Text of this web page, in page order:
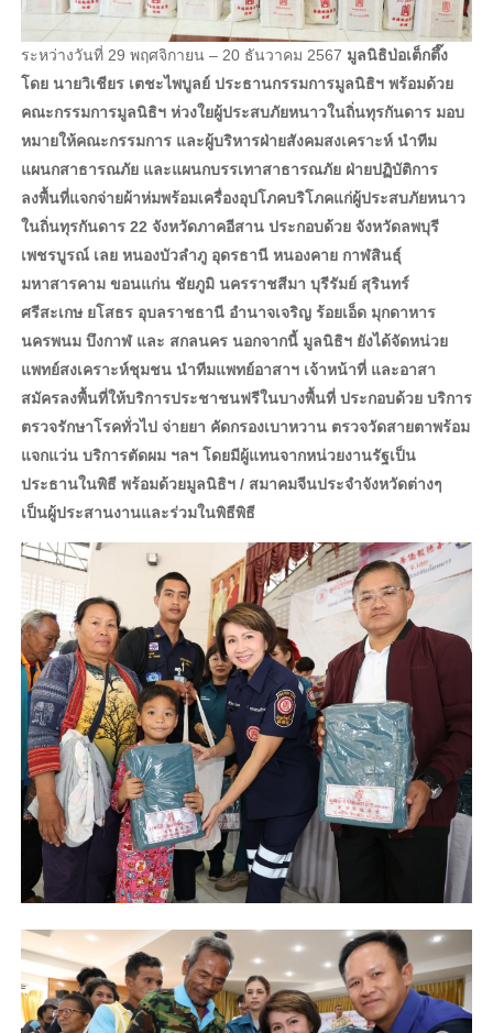
ระหว่างวันที่ 29 พฤศจิกายน – 20 ธันวาคม 2567 มูลนิธิป่อเต็กตึ๊ง
โดย นายวิเชียร เตชะไพบูลย์ ประธานกรรมการมูลนิธิฯ พร้อมด้วย
คณะกรรมการมูลนิธิฯ ห่วงใยผู้ประสบภัยหนาวในถิ่นทุรกันดาร มอบ
หมายให้คณะกรรมการ และผู้บริหารฝ่ายสังคมสงเคราะห์ นำทีม
แผนกสาธารณภัย และแผนกบรรเทาสาธารณภัย ฝ่ายปฏิบัติการ
ลงพื้นที่แจกจ่ายผ้าห่มพร้อมเครื่องอุปโภคบริโภคแก่ผู้ประสบภัยหนาว
ในถิ่นทุรกันดาร 22 จังหวัดภาคอีสาน ประกอบด้วย จังหวัดลพบุรี
เพชรบูรณ์ เลย หนองบัวลำภู อุดรธานี หนองคาย กาฬสินธุ์
มหาสารคาม ขอนแก่น ชัยภูมิ นครราชสีมา บุรีรัมย์ สุรินทร์
ศรีสะเกษ ยโสธร อุบลราชธานี อำนาจเจริญ ร้อยเอ็ด มุกดาหาร
นครพนม บึงกาฬ และ สกลนคร นอกจากนี้ มูลนิธิฯ ยังได้จัดหน่วย
แพทย์สงเคราะห์ชุมชน นำทีมแพทย์อาสาฯ เจ้าหน้าที่ และอาสา
สมัครลงพื้นที่ให้บริการประชาชนฟรีในบางพื้นที่ ประกอบด้วย บริการ
ตรวจรักษาโรคทั่วไป จ่ายยา คัดกรองเบาหวาน ตรวจวัดสายตาพร้อม
แจกแว่น บริการตัดผม ฯลฯ โดยมีผู้แทนจากหน่วยงานรัฐเป็น
ประธานในพิธี พร้อมด้วยมูลนิธิฯ / สมาคมจีนประจำจังหวัดต่างๆ
เป็นผู้ประสานงานและร่วมในพิธีพิธี